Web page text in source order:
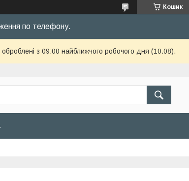
Кошик
по телефону.
з 09:00 найближчого робочого дня (10.08).